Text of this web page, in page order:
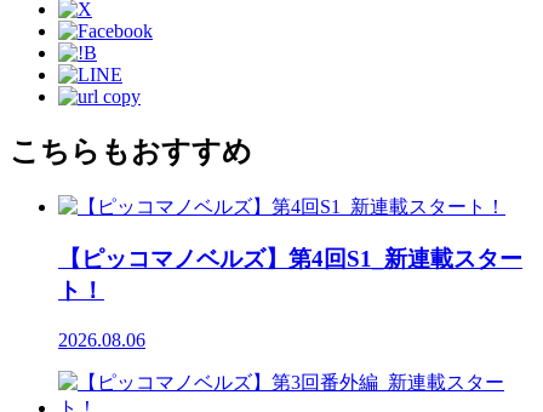
こちらもおすすめ
【ピッコマノベルズ】第4回S1_新連載スター
ト！
2026.08.06